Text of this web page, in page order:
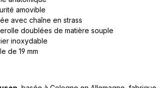
amovible
avec chaîne en strass
doublées de matière souple
inoxydable
de 19 mm